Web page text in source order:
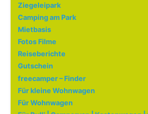
Ziegeleipark
Camping am Park
Mietbasis
Fotos Filme
Reiseberichte
Gutschein
freecamper – Finder
Für kleine Wohnwagen
Für Wohnwagen